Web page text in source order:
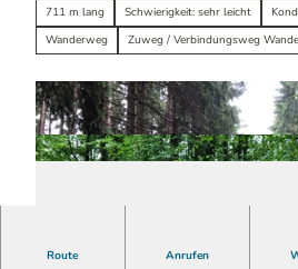
711 m lang Schwierigkeit: sehr leicht
Wanderweg
Zuweg / Verbindungsweg
Route Anrufen